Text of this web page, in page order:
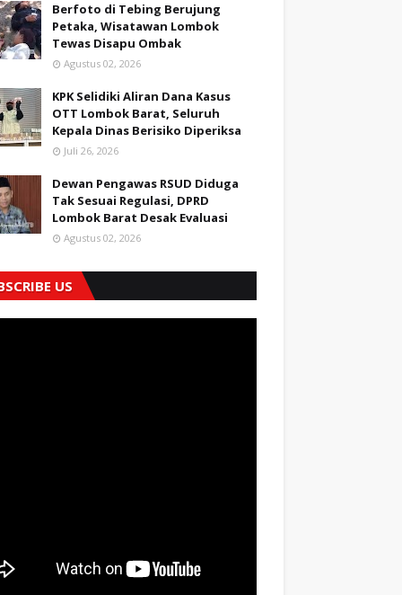
Berfoto di Tebing Berujung
Petaka, Wisatawan Lombok
Tewas Disapu Ombak
Agustus 02, 2026
KPK Selidiki Aliran Dana Kasus
OTT Lombok Barat, Seluruh
Kepala Dinas Berisiko Diperiksa
Juli 26, 2026
Dewan Pengawas RSUD Diduga
Tak Sesuai Regulasi, DPRD
Lombok Barat Desak Evaluasi
Agustus 02, 2026
US